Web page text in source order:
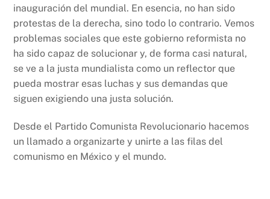
inauguración del mundial. En esencia, no han sido
protestas de la derecha, sino todo lo contrario. Vemos
problemas sociales que este gobierno reformista no
ha sido capaz de solucionar y, de forma casi natural,
se ve a la justa mundialista como un reflector que
pueda mostrar esas luchas y sus demandas que
siguen exigiendo una justa solución.
Desde el Partido Comunista Revolucionario hacemos
un llamado a organizarte y unirte a las filas del
comunismo en México y el mundo.